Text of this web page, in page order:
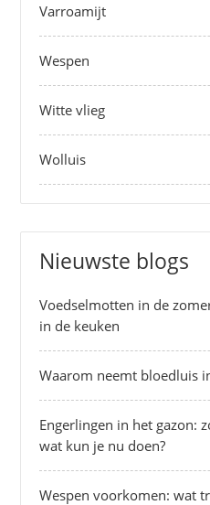
Varroamijt
Wespen
Witte vlieg
Wolluis
Nieuwste blogs
Voedselmotten in de
in de keuken
Waarom neemt bloedluis
Engerlingen in het gazon:
wat kun je nu doen?
Wespen voorkomen: wat